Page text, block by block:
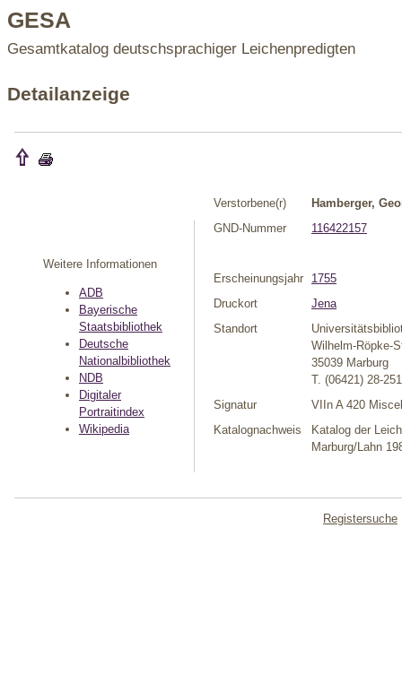
GESA
Gesamtkatalog deutschsprachiger Leichenpredigten
Detailanzeige
Weitere Informationen
ADB
Bayerische
Staatsbibliothek
Deutsche
Nationalbibliothek
NDB
Digitaler
Portraitindex
Wikipedia
Verstorbene(r)
Hamberger,
GND-Nummer
116422157
Erscheinungsjahr
1755
Druckort
Jena
Standort
Wilhelm-Röpke-
35039 Marburg
T. (06421) 28-
Signatur
VIIn A 420
Katalognachweis
Katalog der
Marburg/Lahn
Registersuche